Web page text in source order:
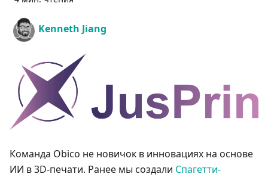
Kenneth Jiang
Команда Obico не новичок в инновациях на основе
ИИ в 3D-печати. Ранее мы создали Спагетти-